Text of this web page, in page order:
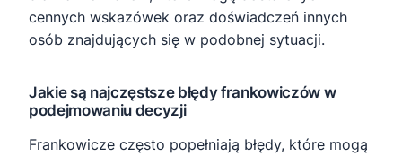
cennych wskazówek oraz doświadczeń innych
osób znajdujących się w podobnej sytuacji.
Jakie są najczęstsze błędy frankowiczów w
podejmowaniu decyzji
Frankowicze często popełniają błędy, które mogą